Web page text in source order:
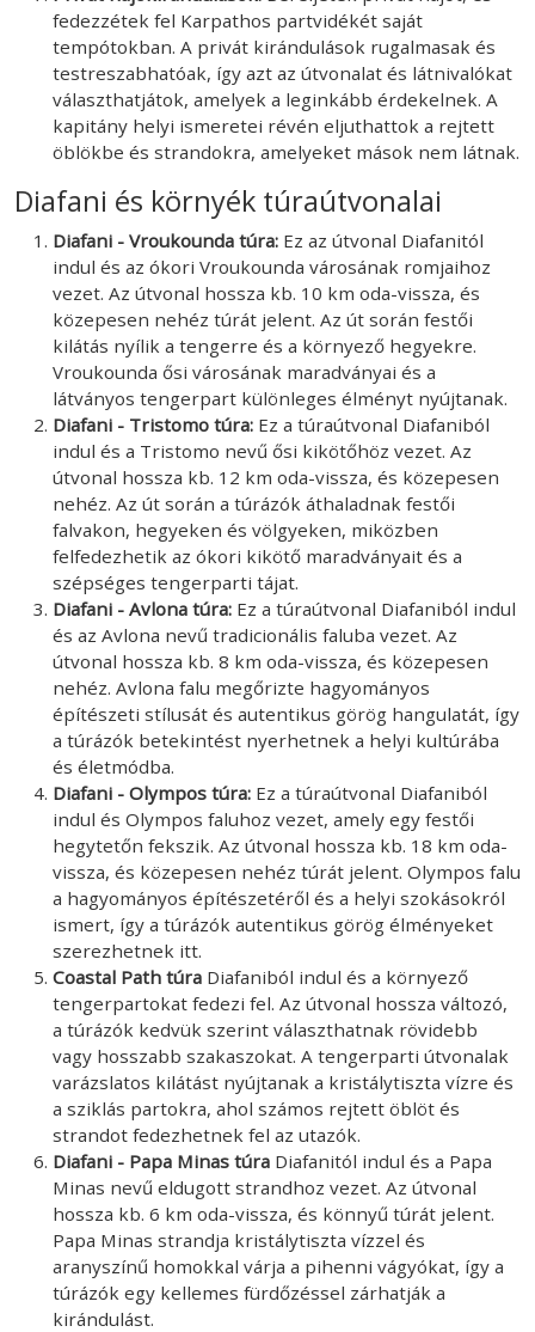
fedezzétek fel Karpathos partvidékét saját
tempótokban. A privát kirándulások rugalmasak és
testreszabhatóak, így azt az útvonalat és látnivalókat
választhatjátok, amelyek a leginkább érdekelnek. A
kapitány helyi ismeretei révén eljuthattok a rejtett
öblökbe és strandokra, amelyeket mások nem látnak.
Diafani és környék túraútvonalai
Diafani - Vroukounda túra: Ez az útvonal Diafanitól
indul és az ókori Vroukounda városának romjaihoz
vezet. Az útvonal hossza kb. 10 km oda-vissza, és
közepesen nehéz túrát jelent. Az út során festői
kilátás nyílik a tengerre és a környező hegyekre.
Vroukounda ősi városának maradványai és a
látványos tengerpart különleges élményt nyújtanak.
Diafani - Tristomo túra: Ez a túraútvonal Diafaniból
indul és a Tristomo nevű ősi kikötőhöz vezet. Az
útvonal hossza kb. 12 km oda-vissza, és közepesen
nehéz. Az út során a túrázók áthaladnak festői
falvakon, hegyeken és völgyeken, miközben
felfedezhetik az ókori kikötő maradványait és a
szépséges tengerparti tájat.
Diafani - Avlona túra: Ez a túraútvonal Diafaniból indul
és az Avlona nevű tradicionális faluba vezet. Az
útvonal hossza kb. 8 km oda-vissza, és közepesen
nehéz. Avlona falu megőrizte hagyományos
építészeti stílusát és autentikus görög hangulatát, így
a túrázók betekintést nyerhetnek a helyi kultúrába
és életmódba.
Diafani - Olympos túra: Ez a túraútvonal Diafaniból
indul és Olympos faluhoz vezet, amely egy festői
hegytetőn fekszik. Az útvonal hossza kb. 18 km oda-
vissza, és közepesen nehéz túrát jelent. Olympos falu
a hagyományos építészetéről és a helyi szokásokról
ismert, így a túrázók autentikus görög élményeket
szerezhetnek itt.
Coastal Path túra Diafaniból indul és a környező
tengerpartokat fedezi fel. Az útvonal hossza változó,
a túrázók kedvük szerint választhatnak rövidebb
vagy hosszabb szakaszokat. A tengerparti útvonalak
varázslatos kilátást nyújtanak a kristálytiszta vízre és
a sziklás partokra, ahol számos rejtett öblöt és
strandot fedezhetnek fel az utazók.
Diafani - Papa Minas túra Diafanitól indul és a Papa
Minas nevű eldugott strandhoz vezet. Az útvonal
hossza kb. 6 km oda-vissza, és könnyű túrát jelent.
Papa Minas strandja kristálytiszta vízzel és
aranyszínű homokkal várja a pihenni vágyókat, így a
túrázók egy kellemes fürdőzéssel zárhatják a
kirándulást.